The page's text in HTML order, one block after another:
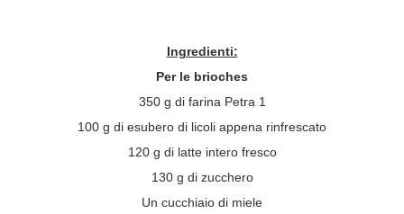
Ingredienti:
Per le brioches
350 g di farina Petra 1
100 g di esubero di licoli appena rinfrescato
120 g di latte intero fresco
130 g di zucchero
Un cucchiaio di miele